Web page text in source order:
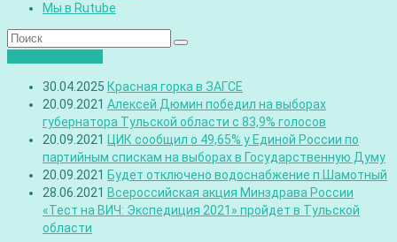
Мы в Rutube
30.04.2025 Красная горка в ЗАГСЕ
20.09.2021 Алексей Дюмин победил на выборах
губернатора Тульской области с 83,9% голосов
20.09.2021 ЦИК сообщил о 49,65% у Единой России по
партийным спискам на выборах в Государственную Думу
20.09.2021 Будет отключено водоснабжение п.Шамотный
28.06.2021 Всероссийская акция Минздрава России
«Тест на ВИЧ: Экспедиция 2021» пройдет в Тульской
области